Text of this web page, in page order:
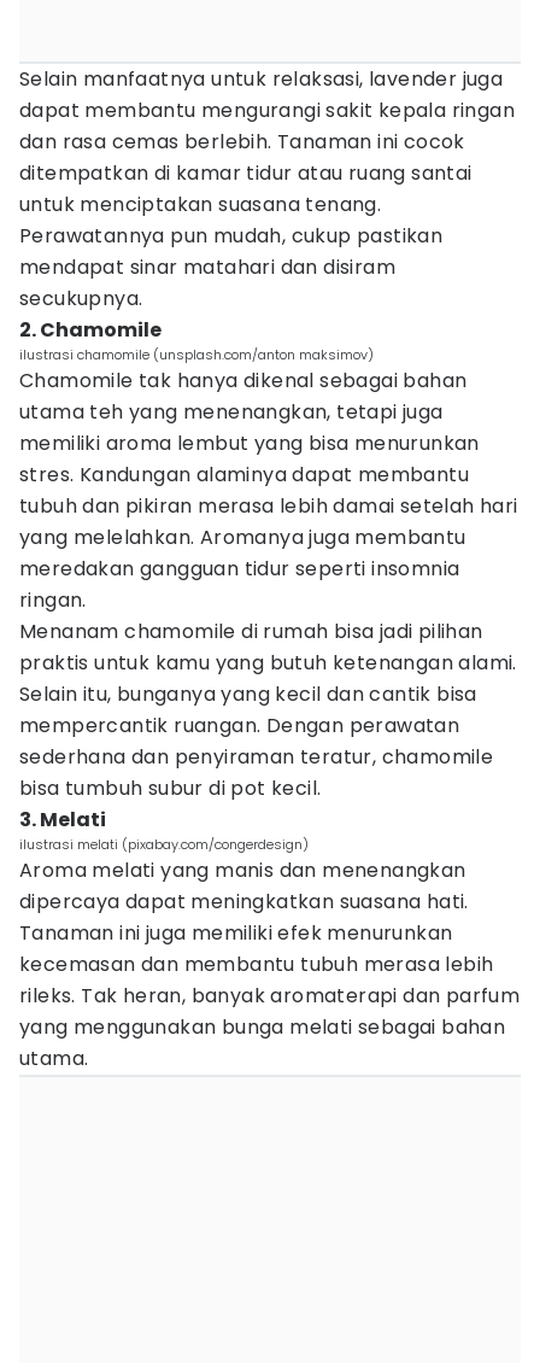
Selain manfaatnya untuk relaksasi, lavender juga
dapat membantu mengurangi sakit kepala ringan
dan rasa cemas berlebih. Tanaman ini cocok
ditempatkan di kamar tidur atau ruang santai
untuk menciptakan suasana tenang.
Perawatannya pun mudah, cukup pastikan
mendapat sinar matahari dan disiram
secukupnya.
2. Chamomile
ilustrasi chamomile (unsplash.com/anton maksimov)
Chamomile tak hanya dikenal sebagai bahan
utama teh yang menenangkan, tetapi juga
memiliki aroma lembut yang bisa menurunkan
stres. Kandungan alaminya dapat membantu
tubuh dan pikiran merasa lebih damai setelah hari
yang melelahkan. Aromanya juga membantu
meredakan gangguan tidur seperti insomnia
ringan.
Menanam chamomile di rumah bisa jadi pilihan
praktis untuk kamu yang butuh ketenangan alami.
Selain itu, bunganya yang kecil dan cantik bisa
mempercantik ruangan. Dengan perawatan
sederhana dan penyiraman teratur, chamomile
bisa tumbuh subur di pot kecil.
3. Melati
ilustrasi melati (pixabay.com/congerdesign)
Aroma melati yang manis dan menenangkan
dipercaya dapat meningkatkan suasana hati.
Tanaman ini juga memiliki efek menurunkan
kecemasan dan membantu tubuh merasa lebih
rileks. Tak heran, banyak aromaterapi dan parfum
yang menggunakan bunga melati sebagai bahan
utama.